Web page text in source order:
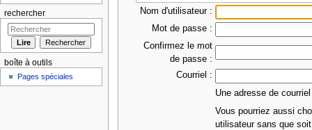
Nom d'utilisateur :
Mot de passe :
Confirmez le mot
de passe :
Courriel :
Une adresse de
Vous pourriez aussi
utilisateur sans que
rechercher
boîte à outils
Pages spéciales